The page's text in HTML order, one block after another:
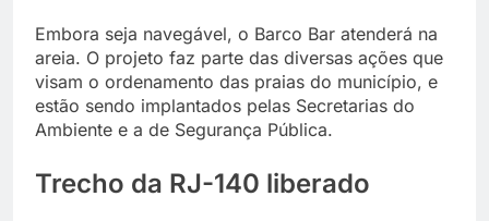
Embora seja navegável, o Barco Bar atenderá na
areia. O projeto faz parte das diversas ações que
visam o ordenamento das praias do município, e
estão sendo implantados pelas Secretarias do
Ambiente e a de Segurança Pública.
Trecho da RJ-140 liberado